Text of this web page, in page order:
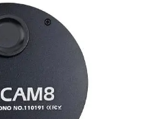
hasta
1.150,00€